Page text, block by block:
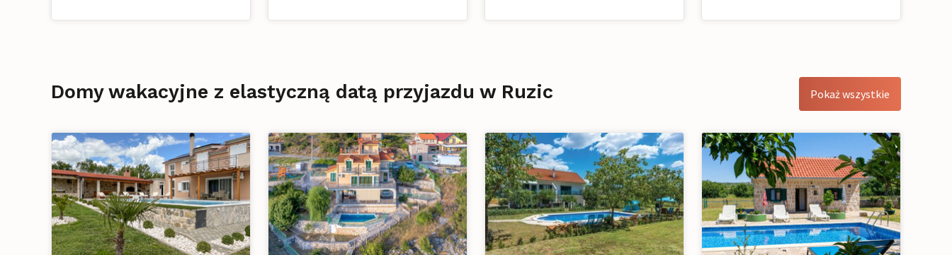
Domy wakacyjne z elastyczną datą przyjazdu w Ruzic Pokaż wszystkie